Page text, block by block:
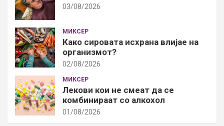
03/08/2026
МИКСЕР
Како сировата исхрана влијае на
организмот?
02/08/2026
МИКСЕР
Лекови кои не смеат да се
комбинираат со алкохол
01/08/2026